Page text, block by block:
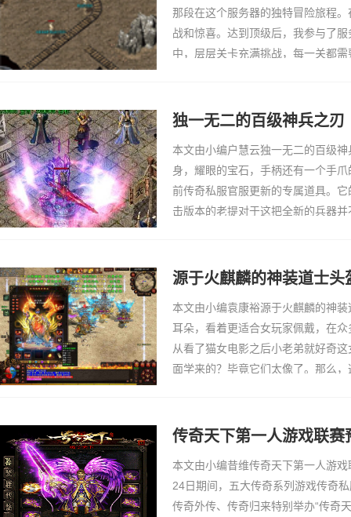
那段在这个服务器的独特冒险旅程
战和惊喜。达到顶级后，我参与了
中，层层关卡充满挑战，每一关都
独一无二的百级神兵之刃
本文由小编户慧云独一无二的百级
身，耀眼的宝石，手柄还有一个手
前传奇私服官服更新的专属道具。
击版本的老提对于这把全新的兵器
源于火麒麟的神装道士头
本文由小编袁康裕源于火麒麟的神
耳朵，看着更适合女玩家佩戴，在
从看了猫女电影之后小老弟就好奇
面学来的？毕竟它们太像了。那么
传奇天下第一人游戏联赛
本文由小编昔维传奇天下第一人游
24日期间，五大传奇系列游戏传奇
传奇外传、传奇归来特别举办“传奇